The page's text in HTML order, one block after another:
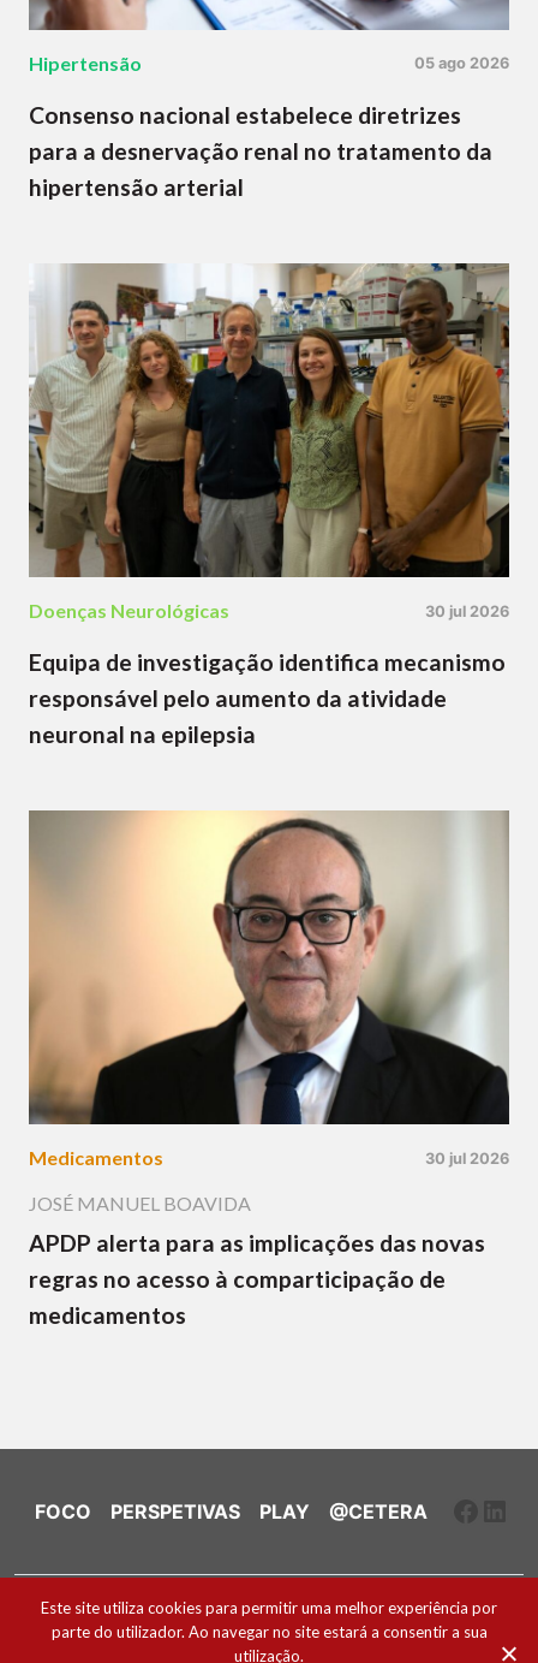
Hipertensão 05 ago 2026
Consenso nacional estabelece diretrizes
para a desnervação renal no tratamento da
hipertensão arterial
Doenças Neurológicas 30 jul 2026
Equipa de investigação identifica mecanismo
responsável pelo aumento da atividade
neuronal na epilepsia
Medicamentos 30 jul 2026
JOSÉ MANUEL BOAVIDA
APDP alerta para as implicações das novas
regras no acesso à comparticipação de
medicamentos
FOCO PERSPETIVAS PLAY @CETERA
Ficha Técnica e Estatuto Editorial
Política de Cookies
Este site utiliza cookies para permitir uma melhor experiência por
parte do utilizador. Ao navegar no site estará a consentir a sua
utilização.